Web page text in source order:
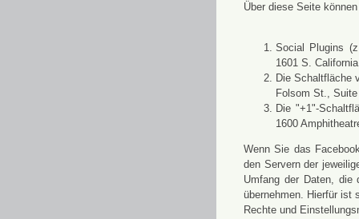
Über diese Seite
Social Plugins
1601 S.
Die Schaltfläche
Folsom St.,
Die "+1"-
1600
Wenn Sie das
den Servern der
Umfang der Daten, die
übernehmen. Hierfür ist
Rechte und